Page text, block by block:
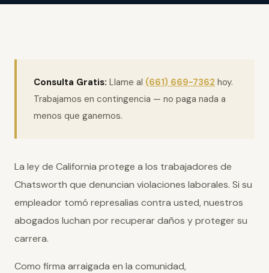
Consulta Gratis: Llame al (661) 669-7362 hoy.
Trabajamos en contingencia — no paga nada a
menos que ganemos.
La ley de California protege a los trabajadores de
Chatsworth que denuncian violaciones laborales. Si su
empleador tomó represalias contra usted, nuestros
abogados luchan por recuperar daños y proteger su
carrera.
Como firma arraigada en la comunidad,